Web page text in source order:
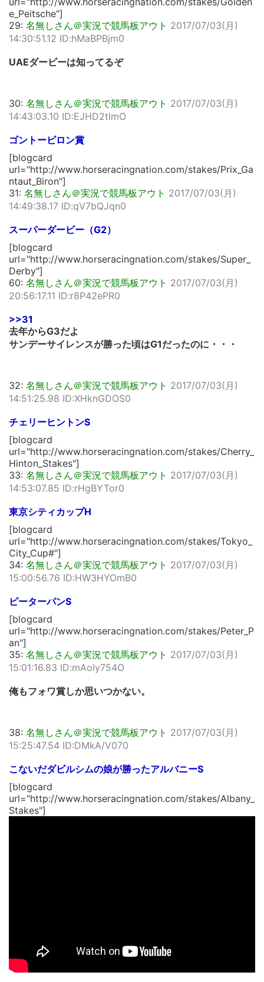
e_Peitsche"]
29: 名無しさん＠実況で競馬板アウト 2017/07/03(月)
14:30:51.12 ID:hMaBPBjm0
UAEダービーは知ってるぞ
30: 名無しさん＠実況で競馬板アウト 2017/07/03(月)
14:43:03.10 ID:EJHD2tlmO
ゴントービロン賞
[blogcard
url="http://www.horseracingnation.com/stakes/Prix_Ga
ntaut_Biron"]
31: 名無しさん＠実況で競馬板アウト 2017/07/03(月)
14:49:38.17 ID:qV7bQJqn0
スーパーダービー（G2）
[blogcard
url="http://www.horseracingnation.com/stakes/Super_
Derby"]
60: 名無しさん＠実況で競馬板アウト 2017/07/03(月)
20:56:17.11 ID:r8P42ePR0
>>31
去年からG3だよ
サンデーサイレンスが勝った頃はG1だったのに・・・
32: 名無しさん＠実況で競馬板アウト 2017/07/03(月)
14:51:25.98 ID:XHknGDOS0
チェリーヒントンS
[blogcard
url="http://www.horseracingnation.com/stakes/Cherry_
Hinton_Stakes"]
33: 名無しさん＠実況で競馬板アウト 2017/07/03(月)
14:53:07.85 ID:rHgBYTor0
東京シティカップH
[blogcard
url="http://www.horseracingnation.com/stakes/Tokyo_
City_Cup#"]
34: 名無しさん＠実況で競馬板アウト 2017/07/03(月)
15:00:56.76 ID:HW3HYOmB0
ピーターパンS
[blogcard
url="http://www.horseracingnation.com/stakes/Peter_P
an"]
35: 名無しさん＠実況で競馬板アウト 2017/07/03(月)
15:01:16.83 ID:mAoly754O
俺もフォワ賞しか思いつかない。
38: 名無しさん＠実況で競馬板アウト 2017/07/03(月)
15:25:47.54 ID:DMkA/V070
こないだダビルシムの娘が勝ったアルバニーS
[blogcard
url="http://www.horseracingnation.com/stakes/Albany_
Stakes"]